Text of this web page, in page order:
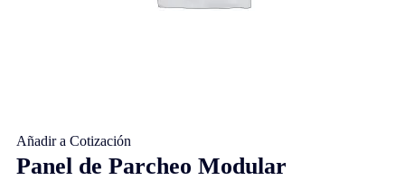
Panel de Parcheo Modular
Añadir a Cotización